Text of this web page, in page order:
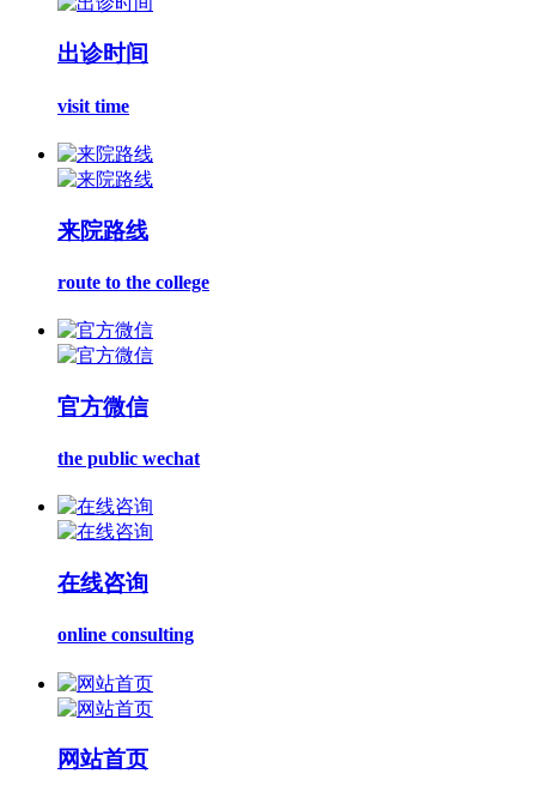
出诊时间
visit time
来院路线
route to the college
官方微信
the public wechat
在线咨询
online consulting
网站首页